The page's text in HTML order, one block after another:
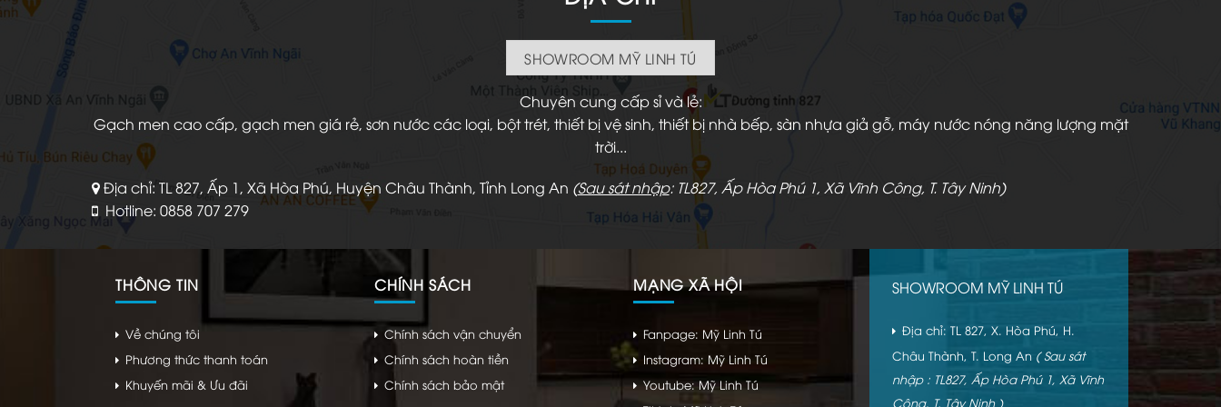
SHOWROOM MỸ LINH TÚ
Chuyên cung cấp sỉ và lẻ:
Gạch men cao cấp, gạch men giá rẻ, sơn nước các loại, bột trét, thiết bị vệ sinh, thiết bị nhà bếp, sàn nhựa giả gỗ, máy nước nóng năng lượng mặt
trời...
Địa chỉ: TL 827, Ấp 1, Xã Hòa Phú, Huyện Châu Thành, Tỉnh Long An (Sau sát nhập: TL827, Ấp Hòa Phú 1, Xã Vĩnh Công, T. Tây Ninh)
Hotline: 0858 707 279
THÔNG TIN
Về chúng tôi
Phương thức thanh toán
Khuyến mãi & Ưu đãi
CHÍNH SÁCH
Chính sách vận chuyển
Chính sách hoàn tiền
Chính sách bảo mật
MẠNG XÃ HỘI
Fanpage: Mỹ Linh Tú
Instagram: Mỹ Linh Tú
Youtube: Mỹ Linh Tú
SHOWROOM MỸ LINH TÚ
Địa chỉ: TL 827, X. Hòa Phú, H.
Châu Thành, T. Long An ( Sau sát
nhập : TL827, Ấp Hòa Phú 1, Xã Vĩnh
Công, T. Tây Ninh )